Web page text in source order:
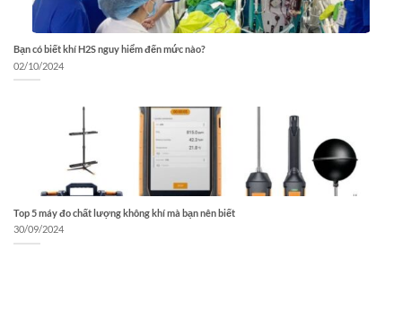
Bạn có biết khí H2S nguy hiểm đến mức nào?
02/10/2024
Top 5 máy đo chất lượng không khí mà bạn nên biết
30/09/2024